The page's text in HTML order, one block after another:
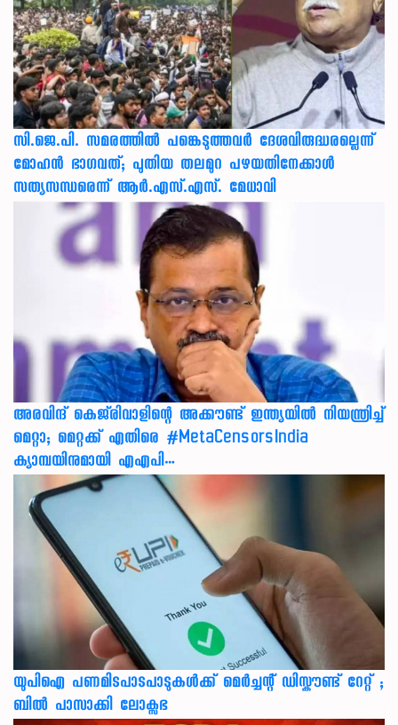
സി.ജെ.പി. സമരത്തിൽ പങ്കെടുത്തവർ ദേശവിരുദ്ധരല്ലെന്ന്
മോഹൻ ഭാഗവത്; പുതിയ തലമുറ പഴയതിനേക്കാൾ
സത്യസന്ധരെന്ന് ആർ.എസ്.എസ്. മേധാവി
അരവിന്ദ് കെജ്‌രിവാളിന്റെ അക്കൗണ്ട് ഇന്ത്യയിൽ നിയന്ത്രിച്ച്
മെറ്റാ; മെറ്റക്ക് എതിരെ #MetaCensorsIndia
ക്യാമ്പയിനുമായി എഎപി…
യുപിഐ പണമിടപാടപാടുകൾക്ക് മെർച്ചന്റ് ഡിസ്കൗണ്ട് റേറ്റ് ;
ബിൽ പാസാക്കി ലോക്സഭ